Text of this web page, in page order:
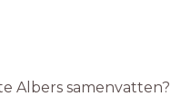
Albers samenvatten?